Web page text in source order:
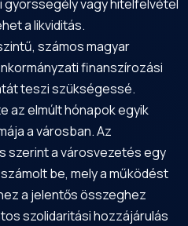
gyorssegély vagy hitelfelvétel
a likviditás.
számos magyar
finanszírozási
teszi szükségessé.
az elmúlt hónapok egyik
a városban. Az
szerint a városvezetés egy
be, mely a működést
a jelentős összeghez
szolidaritási hozzájárulás